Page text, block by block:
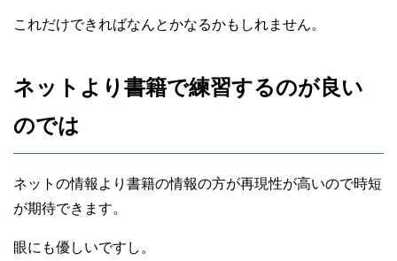
これだけできればなんとかなるかもしれません。
ネットより書籍で練習するのが良い
のでは
ネットの情報より書籍の情報の方が再現性が高いので時短
が期待できます。
眼にも優しいですし。